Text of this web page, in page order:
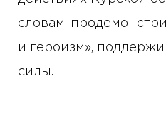
словам,
и героизм»,
силы.